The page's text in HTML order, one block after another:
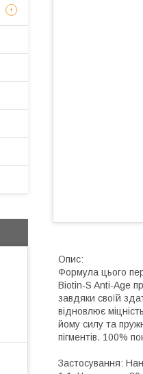
Опис:
Формула цього
Biotin-S Anti-Age
завдяки своїй
відновлює
йому силу та
пігментів. 100%
Застосування: